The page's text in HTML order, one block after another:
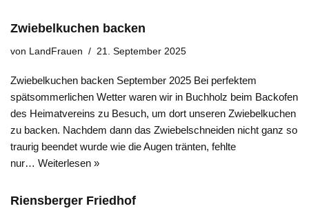
Zwiebelkuchen backen
von LandFrauen 21. September 2025
Zwiebelkuchen backen September 2025 Bei perfektem
spätsommerlichen Wetter waren wir in Buchholz beim Backofen
des Heimatvereins zu Besuch, um dort unseren Zwiebelkuchen
zu backen. Nachdem dann das Zwiebelschneiden nicht ganz so
traurig beendet wurde wie die Augen tränten, fehlte
nur… Weiterlesen »
Riensberger Friedhof